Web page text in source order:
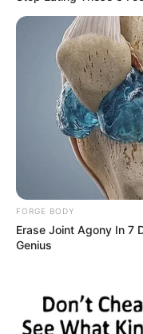
FORGE BODY
Erase Joint Agony In 7
Genius